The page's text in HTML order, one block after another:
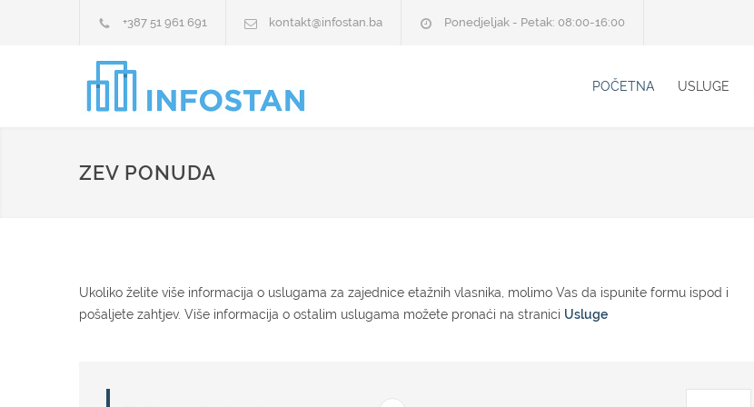
+387 51 961 691 kontakt@infostan.ba Ponedjeljak - Petak: 08:00-16:00
POČETNA USLUGE
ZEV PONUDA
Ukoliko želite više informacija o uslugama za zajednice etažnih vlasnika, molimo Vas da ispunite formu ispod i
pošaljete zahtjev. Više informacija o ostalim uslugama možete pronaći na stranici Usluge